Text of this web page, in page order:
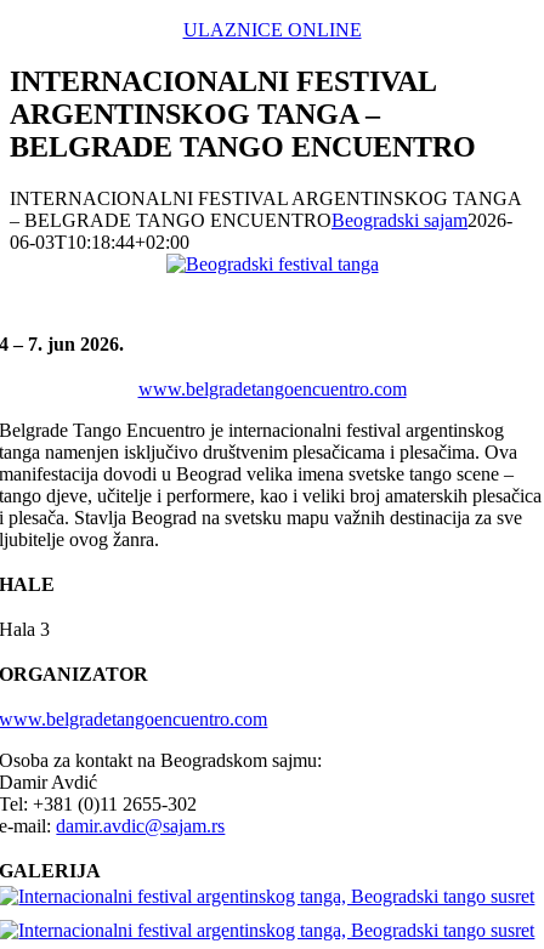
ULAZNICE ONLINE
INTERNACIONALNI FESTIVAL
ARGENTINSKOG TANGA –
BELGRADE TANGO ENCUENTRO
INTERNACIONALNI FESTIVAL ARGENTINSKOG TANGA
– BELGRADE TANGO ENCUENTROBeogradski sajam2026-
06-03T10:18:44+02:00
4 – 7. jun 2026.
www.belgradetangoencuentro.com
Belgrade Tango Encuentro je internacionalni festival argentinskog
tanga namenjen isključivo društvenim plesačicama i plesačima. Ova
manifestacija dovodi u Beograd velika imena svetske tango scene –
tango djeve, učitelje i performere, kao i veliki broj amaterskih plesačica
i plesača. Stavlja Beograd na svetsku mapu važnih destinacija za sve
ljubitelje ovog žanra.
HALE
Hala 3
ORGANIZATOR
www.belgradetangoencuentro.com
Osoba za kontakt na Beogradskom sajmu:
Damir Avdić
Tel: +381 (0)11 2655-302
e-mail:damir.avdic@sajam.rs
GALERIJA